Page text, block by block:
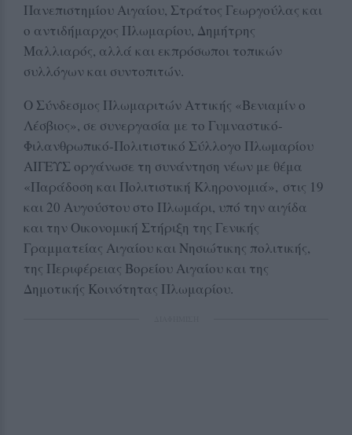
Πανεπιστημίου Αιγαίου, Στράτος Γεωργούλας και
ο αντιδήμαρχος Πλωμαρίου, Δημήτρης
Μαλλιαρός, αλλά και εκπρόσωποι τοπικών
συλλόγων και συντοπιτών.
Ο Σύνδεσμος Πλωμαριτών Αττικής «Βενιαμίν ο
Λέσβιος», σε συνεργασία με το Γυμναστικό-
Φιλανθρωπικό-Πολιτιστικό Σύλλογο Πλωμαρίου
ΑΙΓΕΥΣ οργάνωσε τη συνάντηση νέων με θέμα
«Παράδοση και Πολιτιστική Κληρονομιά», στις 19
και 20 Αυγούστου στο Πλωμάρι, υπό την αιγίδα
και την Οικονομική Στήριξη της Γενικής
Γραμματείας Αιγαίου και Νησιώτικης πολιτικής,
της Περιφέρειας Βορείου Αιγαίου και της
Δημοτικής Κοινότητας Πλωμαρίου.